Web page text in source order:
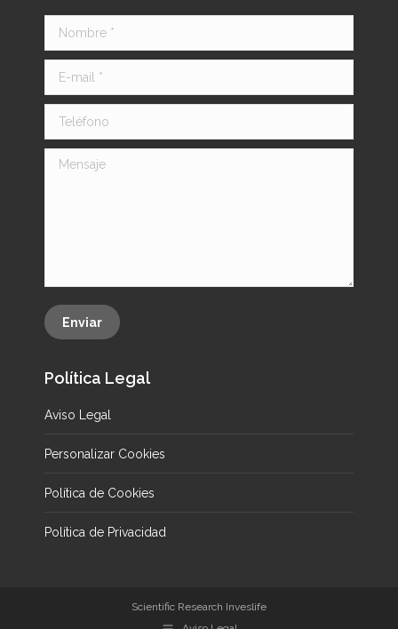
Nombre *
E-mail *
Teléfono
Mensaje
Enviar
Política Legal
Aviso Legal
Personalizar Cookies
Política de Cookies
Política de Privacidad
Scientific Research Inveslife